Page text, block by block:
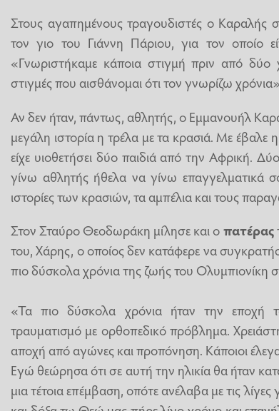
Στους αγαπημένους τραγουδιστές ο Καραλής
τον γιο του Γιάννη Πάριου, για τον οποίο
«Γνωριστήκαμε κάποια στιγμή πριν από δύο
στιγμές που αισθάνομαι ότι τον γνωρίζω
Αν δεν ήταν, πάντως, αθλητής, ο Εμμανουήλ
μεγάλη ιστορία η τρέλα με τα κρασιά. Με
είχε υιοθετήσει δύο παιδιά από την Αφρική.
γίνω αθλητής ήθελα να γίνω επαγγελματικά
ιστορίες των κρασιών, τα αμπέλια και τους
Στον Σταύρο Θεοδωράκη μίλησε και οπατέρας
του, Χάρης, ο οποίος δεν κατάφερε να
πιο δύσκολα χρόνια της ζωής του Ολυμπιονίκη
«Τα πιο δύσκολα χρόνια ήταν την εποχή
τραυματισμό με ορθοπεδικό πρόβλημα.
αποχή από αγώνες και προπόνηση. Κάποιοι
Εγώ θεώρησα ότι σε αυτή την ηλικία θα ήταν
μια τέτοια επέμβαση, οπότε ανέλαβα με τις